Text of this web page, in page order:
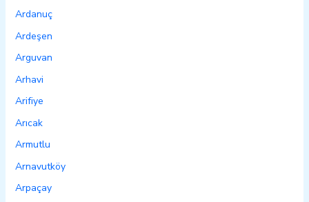
Ardanuç
Ardeşen
Arguvan
Arhavi
Arifiye
Arıcak
Armutlu
Arnavutköy
Arpaçay